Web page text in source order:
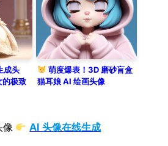
成头
的极致
萌度爆表！3D 磨砂盲盒
猫耳娘 AI 绘画头像
像 AI 头像在线生成